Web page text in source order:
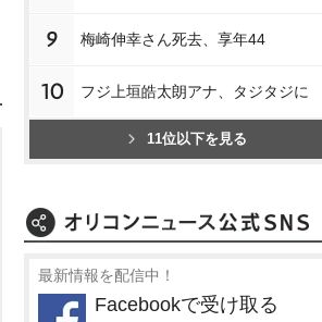
9 梅崎伸幸さん死去、享年44
10 フジ上垣皓太朗アナ、タジタジに
11位以下を見る
最新情報を配信中！
Facebookで受け取る